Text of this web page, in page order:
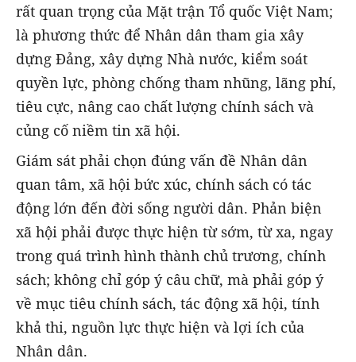
rất quan trọng của Mặt trận Tổ quốc Việt Nam;
là phương thức để Nhân dân tham gia xây
dựng Đảng, xây dựng Nhà nước, kiểm soát
quyền lực, phòng chống tham nhũng, lãng phí,
tiêu cực, nâng cao chất lượng chính sách và
củng cố niềm tin xã hội.
Giám sát phải chọn đúng vấn đề Nhân dân
quan tâm, xã hội bức xúc, chính sách có tác
động lớn đến đời sống người dân. Phản biện
xã hội phải được thực hiện từ sớm, từ xa, ngay
trong quá trình hình thành chủ trương, chính
sách; không chỉ góp ý câu chữ, mà phải góp ý
về mục tiêu chính sách, tác động xã hội, tính
khả thi, nguồn lực thực hiện và lợi ích của
Nhân dân.